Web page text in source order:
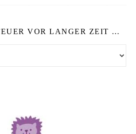
VOR LANGER ZEIT …